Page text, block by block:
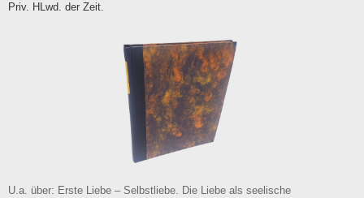
Terms
Priv. HLwd. der Zeit.
U.a. über: Erste Liebe – Selbstliebe. Die Liebe als seelische